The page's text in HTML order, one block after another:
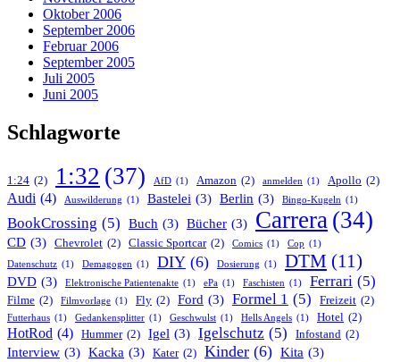
Oktober 2006
September 2006
Februar 2006
September 2005
Juli 2005
Juni 2005
Schlagworte
1:24 (2) 1:32 (37) AfD (1) Amazon (2) anmelden (1) Apollo (2)
Audi (4) Auswilderung (1) Bastelei (3) Berlin (3) Bingo-Kugeln (1)
BookCrossing (5) Buch (3) Bücher (3) Carrera (34)
CD (3) Chevrolet (2) Classic Sportcar (2) Comics (1) Cop (1)
Datenschutz (1) Demagogen (1) DIY (6) Dosierung (1) DTM (11)
DVD (3) Elektronische Patientenakte (1) ePa (1) Faschisten (1) Ferrari (5)
Filme (2) Filmvorlage (1) Fly (2) Ford (3) Formel 1 (5) Freizeit (2)
Futterhaus (1) Gedankensplitter (1) Geschwulst (1) Hells Angels (1) Hotel (2)
HotRod (4) Hummer (2) Igel (3) Igelschutz (5) Infostand (2)
Interview (3) Kacka (3) Kater (2) Kinder (6) Kita (3)